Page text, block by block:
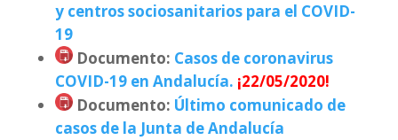
y centros sociosanitarios para el COVID-
19
Documento: Casos de coronavirus
COVID-19 en Andalucía. ¡22/05/2020!
Documento: Último comunicado de
casos de la Junta de Andalucía